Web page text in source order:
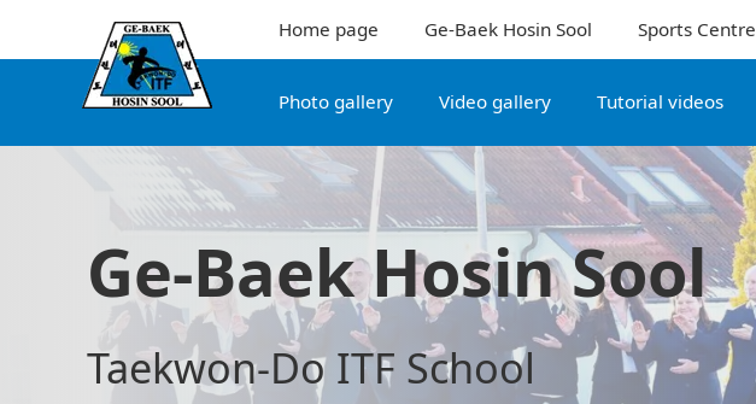
Home page Ge-Baek Hosin Sool Sports Centre
Photo gallery Video gallery Tutorial videos
Ge-Baek Hosin Sool
Taekwon-Do ITF School